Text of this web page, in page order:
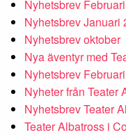
Nyhetsbrev
Nyhetsbrev Januari
Nyhetsbrev oktober
Nya äventyr med
Nyhetsbrev
Nyheter från Teater
Nyhetsbrev Teater
Teater Albatross i